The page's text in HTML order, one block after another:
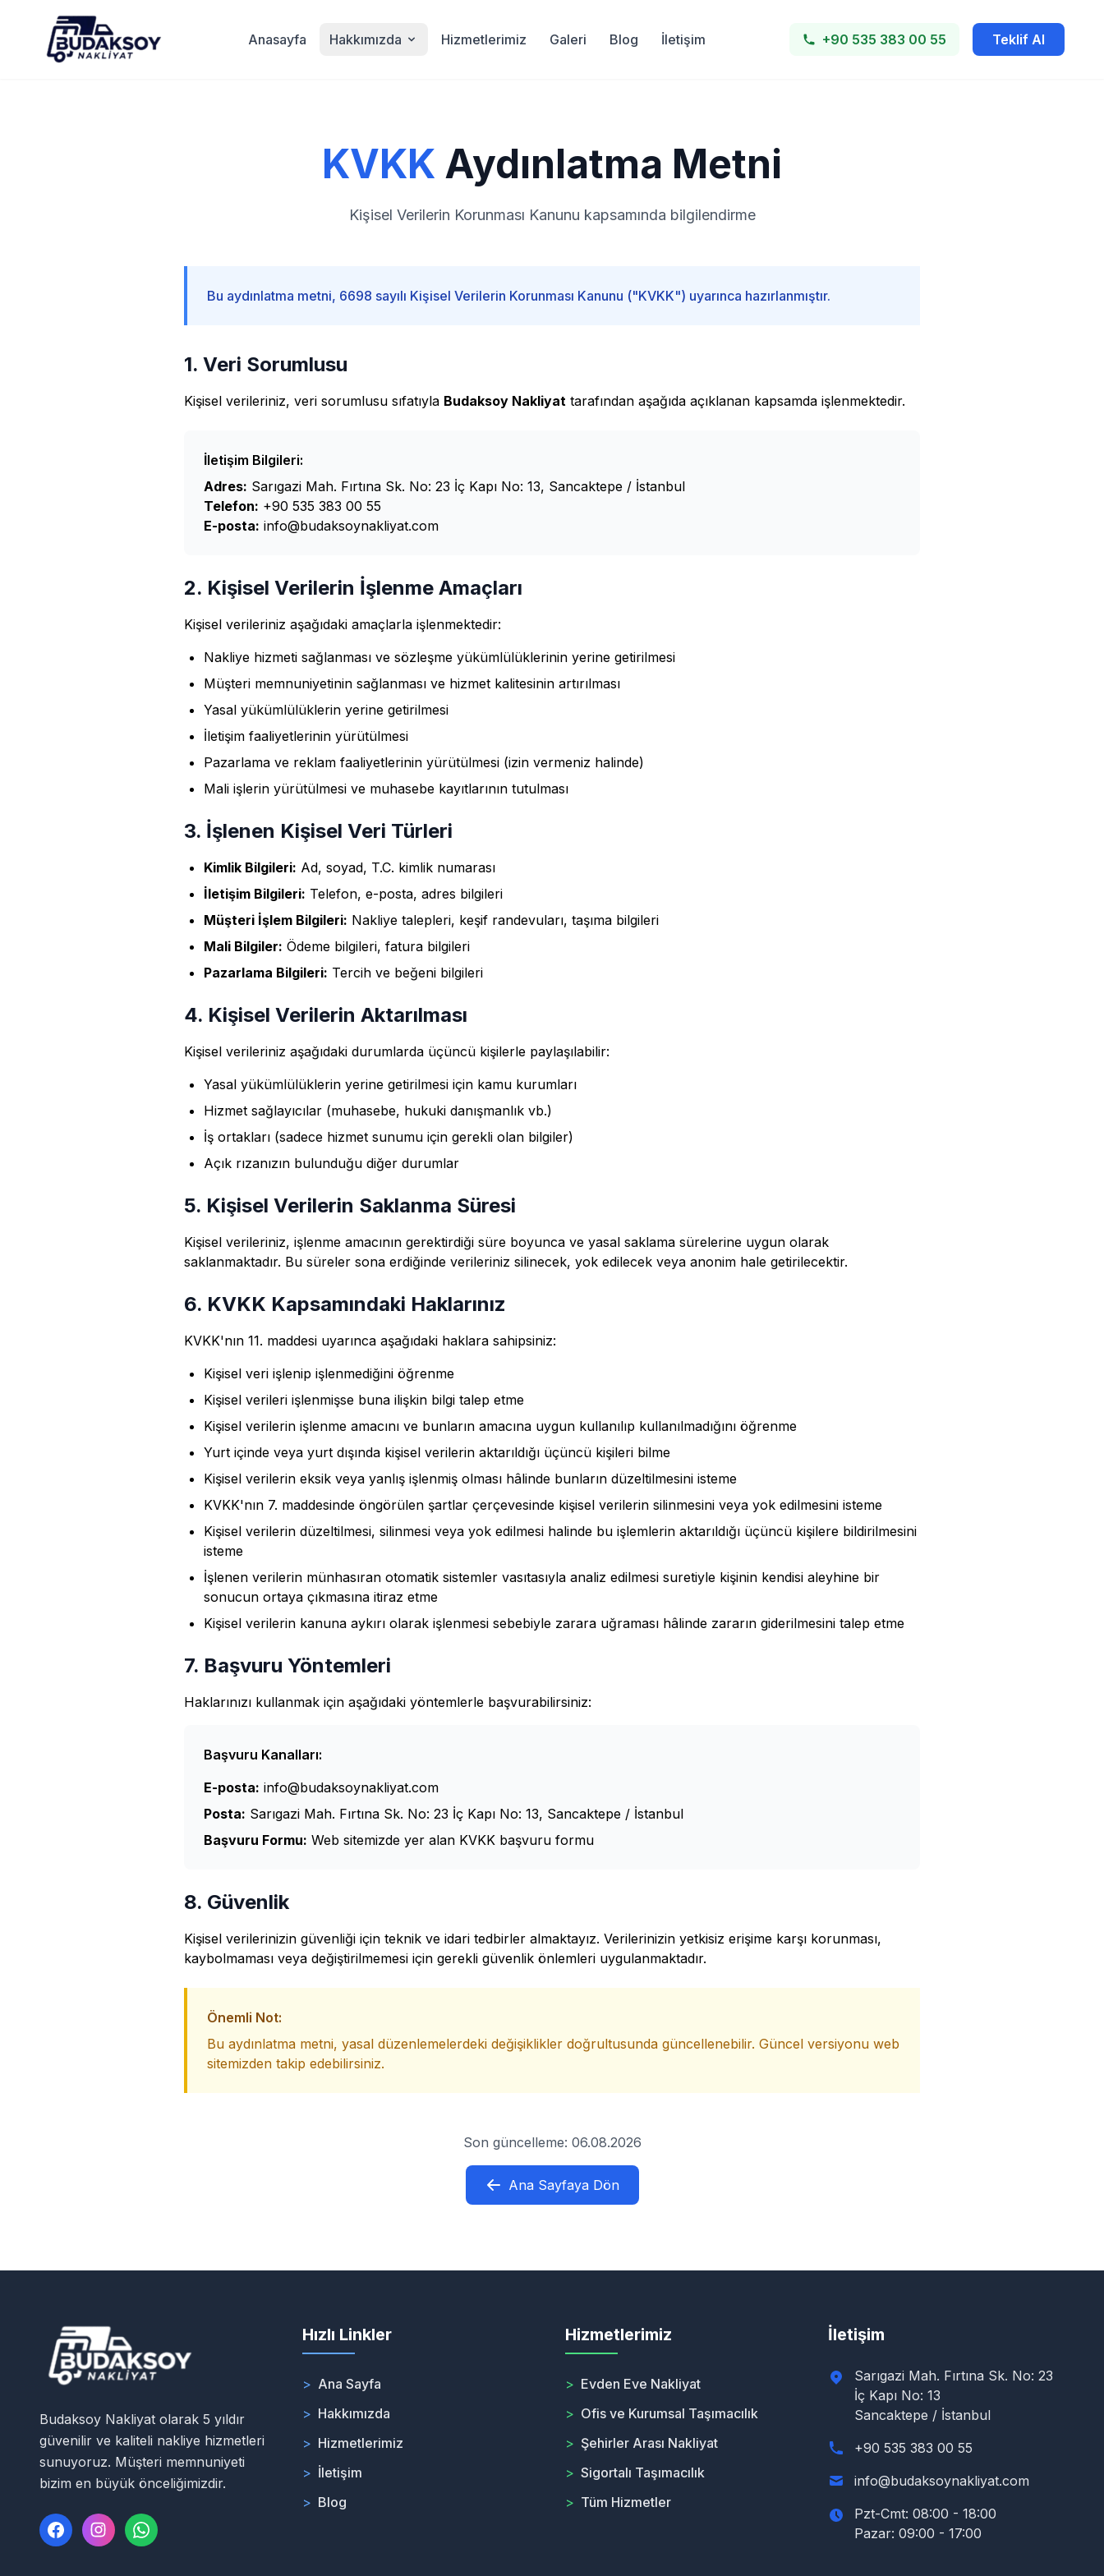
Anasayfa Hakkımızda Hizmetlerimiz Galeri Blog İletişim +90 535 383 00 55 Teklif Al
KVKK Aydınlatma Metni
Kişisel Verilerin Korunması Kanunu kapsamında bilgilendirme
Bu aydınlatma metni, 6698 sayılı Kişisel Verilerin Korunması Kanunu ("KVKK") uyarınca hazırlanmıştır.
1. Veri Sorumlusu
Kişisel verileriniz, veri sorumlusu sıfatıyla Budaksoy Nakliyat tarafından aşağıda açıklanan kapsamda işlenmektedir.
İletişim Bilgileri:
Adres: Sarıgazi Mah. Fırtına Sk. No: 23 İç Kapı No: 13, Sancaktepe / İstanbul
Telefon: +90 535 383 00 55
E-posta: info@budaksoynakliyat.com
2. Kişisel Verilerin İşlenme Amaçları
Kişisel verileriniz aşağıdaki amaçlarla işlenmektedir:
Nakliye hizmeti sağlanması ve sözleşme yükümlülüklerinin yerine getirilmesi
Müşteri memnuniyetinin sağlanması ve hizmet kalitesinin artırılması
Yasal yükümlülüklerin yerine getirilmesi
İletişim faaliyetlerinin yürütülmesi
Pazarlama ve reklam faaliyetlerinin yürütülmesi (izin vermeniz halinde)
Mali işlerin yürütülmesi ve muhasebe kayıtlarının tutulması
3. İşlenen Kişisel Veri Türleri
Kimlik Bilgileri: Ad, soyad, T.C. kimlik numarası
İletişim Bilgileri: Telefon, e-posta, adres bilgileri
Müşteri İşlem Bilgileri: Nakliye talepleri, keşif randevuları, taşıma bilgileri
Mali Bilgiler: Ödeme bilgileri, fatura bilgileri
Pazarlama Bilgileri: Tercih ve beğeni bilgileri
4. Kişisel Verilerin Aktarılması
Kişisel verileriniz aşağıdaki durumlarda üçüncü kişilerle paylaşılabilir:
Yasal yükümlülüklerin yerine getirilmesi için kamu kurumları
Hizmet sağlayıcılar (muhasebe, hukuki danışmanlık vb.)
İş ortakları (sadece hizmet sunumu için gerekli olan bilgiler)
Açık rızanızın bulunduğu diğer durumlar
5. Kişisel Verilerin Saklanma Süresi
Kişisel verileriniz, işlenme amacının gerektirdiği süre boyunca ve yasal saklama sürelerine uygun olarak
saklanmaktadır. Bu süreler sona erdiğinde verileriniz silinecek, yok edilecek veya anonim hale getirilecektir.
6. KVKK Kapsamındaki Haklarınız
KVKK'nın 11. maddesi uyarınca aşağıdaki haklara sahipsiniz:
Kişisel veri işlenip işlenmediğini öğrenme
Kişisel verileri işlenmişse buna ilişkin bilgi talep etme
Kişisel verilerin işlenme amacını ve bunların amacına uygun kullanılıp kullanılmadığını öğrenme
Yurt içinde veya yurt dışında kişisel verilerin aktarıldığı üçüncü kişileri bilme
Kişisel verilerin eksik veya yanlış işlenmiş olması hâlinde bunların düzeltilmesini isteme
KVKK'nın 7. maddesinde öngörülen şartlar çerçevesinde kişisel verilerin silinmesini veya yok edilmesini isteme
Kişisel verilerin düzeltilmesi, silinmesi veya yok edilmesi halinde bu işlemlerin aktarıldığı üçüncü kişilere bildirilmesini
isteme
İşlenen verilerin münhasıran otomatik sistemler vasıtasıyla analiz edilmesi suretiyle kişinin kendisi aleyhine bir
sonucun ortaya çıkmasına itiraz etme
Kişisel verilerin kanuna aykırı olarak işlenmesi sebebiyle zarara uğraması hâlinde zararın giderilmesini talep etme
7. Başvuru Yöntemleri
Haklarınızı kullanmak için aşağıdaki yöntemlerle başvurabilirsiniz:
Başvuru Kanalları:
E-posta: info@budaksoynakliyat.com
Posta: Sarıgazi Mah. Fırtına Sk. No: 23 İç Kapı No: 13, Sancaktepe / İstanbul
Başvuru Formu: Web sitemizde yer alan KVKK başvuru formu
8. Güvenlik
Kişisel verilerinizin güvenliği için teknik ve idari tedbirler almaktayız. Verilerinizin yetkisiz erişime karşı korunması,
kaybolmaması veya değiştirilmemesi için gerekli güvenlik önlemleri uygulanmaktadır.
Önemli Not:
Bu aydınlatma metni, yasal düzenlemelerdeki değişiklikler doğrultusunda güncellenebilir. Güncel versiyonu web
sitemizden takip edebilirsiniz.
Son güncelleme: 06.08.2026
Ana Sayfaya Dön
Budaksoy Nakliyat olarak 5 yıldır
güvenilir ve kaliteli nakliye hizmetleri
sunuyoruz. Müşteri memnuniyeti
bizim en büyük önceliğimizdir.
Hızlı Linkler
> Ana Sayfa
> Hakkımızda
> Hizmetlerimiz
> İletişim
> Blog
Hizmetlerimiz
> Evden Eve Nakliyat
> Ofis ve Kurumsal Taşımacılık
> Şehirler Arası Nakliyat
> Sigortalı Taşımacılık
> Tüm Hizmetler
İletişim
Sarıgazi Mah. Fırtına Sk. No: 23
İç Kapı No: 13
Sancaktepe / İstanbul
+90 535 383 00 55
info@budaksoynakliyat.com
Pzt-Cmt: 08:00 - 18:00
Pazar: 09:00 - 17:00